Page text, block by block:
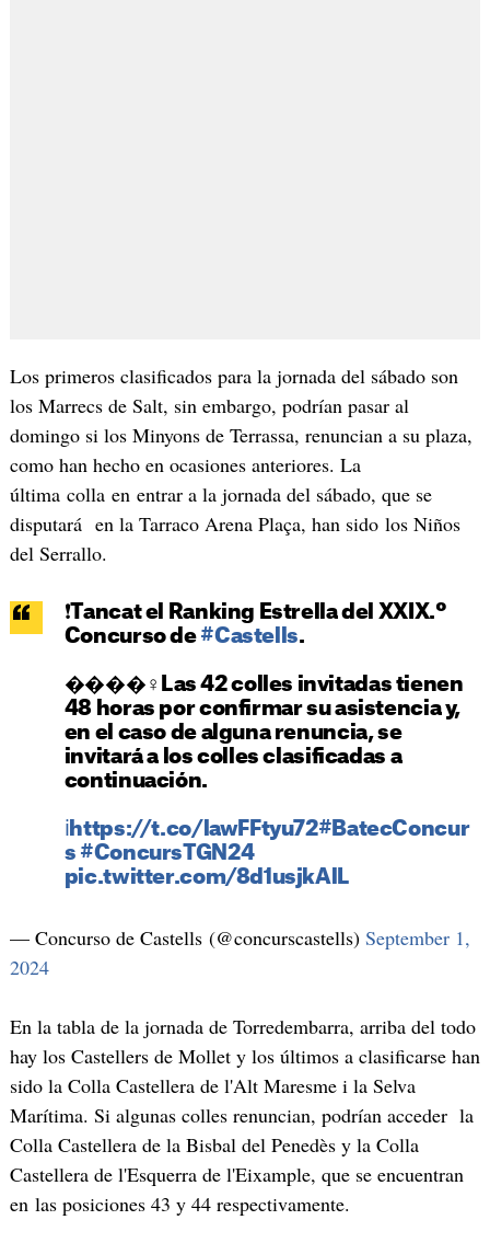
Los primeros clasificados para la jornada del sábado son
los Marrecs de Salt, sin embargo, podrían pasar al
domingo si los Minyons de Terrassa, renuncian a su plaza,
como han hecho en ocasiones anteriores. La
última colla en entrar a la jornada del sábado, que se
disputará en la Tarraco Arena Plaça, han sido los Niños
del Serrallo.
❗️Tancat el Ranking Estrella del XXIX.º
Concurso de #Castells.
����‍♀️Las 42 colles invitadas tienen
48 horas por confirmar su asistencia y,
en el caso de alguna renuncia, se
invitará a los colles clasificadas a
continuación.
ℹ️https://t.co/lawFFtyu72#BatecConcur
s #ConcursTGN24
pic.twitter.com/8d1usjkAlL
— Concurso de Castells (@concurscastells) September 1,
2024
En la tabla de la jornada de Torredembarra, arriba del todo
hay los Castellers de Mollet y los últimos a clasificarse han
sido la Colla Castellera de l'Alt Maresme i la Selva
Marítima. Si algunas colles renuncian, podrían acceder la
Colla Castellera de la Bisbal del Penedès y la Colla
Castellera de l'Esquerra de l'Eixample, que se encuentran
en las posiciones 43 y 44 respectivamente.